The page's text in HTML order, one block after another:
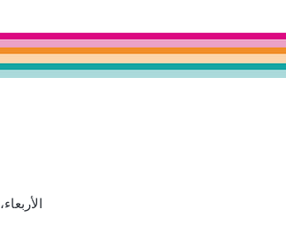
الأربعاء، 25 فبراير